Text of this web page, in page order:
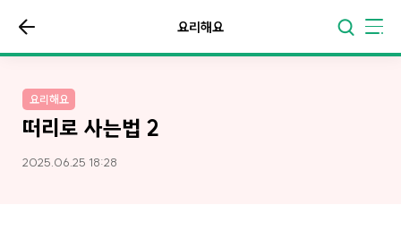
요리해요
요리해요
떠리로 사는법 2
2025.06.25 18:28